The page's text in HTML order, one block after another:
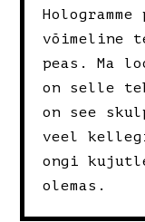
võimeline
peas. Ma
on selle
on see
veel
ongi
olemas.